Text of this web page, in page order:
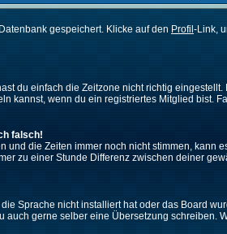
gespeichert. Klicke auf den Profil -Link,
du einfach die Zeitzone nicht richtig
kannst, wenn du ein registriertes Mitglied bist.
falsch!
die Zeiten immer noch nicht stimmen,
zu einer Stunde Differenz zwischen deiner
Sprache nicht installiert hat oder das Board
gerne selber eine Übersetzung